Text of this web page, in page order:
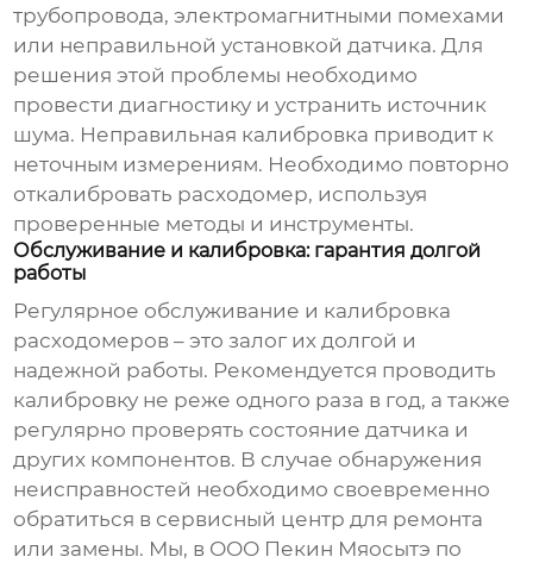
трубопровода, электромагнитными помехами
или неправильной установкой датчика. Для
решения этой проблемы необходимо
провести диагностику и устранить источник
шума. Неправильная калибровка приводит к
неточным измерениям. Необходимо повторно
откалибровать расходомер, используя
проверенные методы и инструменты.
Обслуживание и калибровка: гарантия долгой
работы
Регулярное обслуживание и калибровка
расходомеров – это залог их долгой и
надежной работы. Рекомендуется проводить
калибровку не реже одного раза в год, а также
регулярно проверять состояние датчика и
других компонентов. В случае обнаружения
неисправностей необходимо своевременно
обратиться в сервисный центр для ремонта
или замены. Мы, в ООО Пекин Мяосытэ по